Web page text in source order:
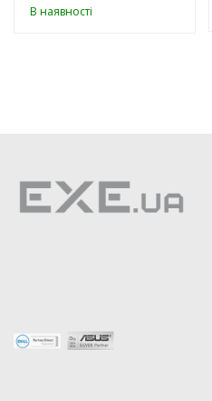
В наявності